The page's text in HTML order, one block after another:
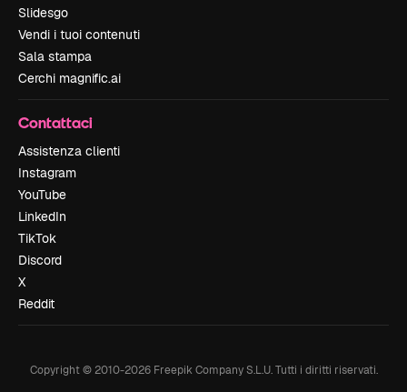
Slidesgo
Vendi i tuoi contenuti
Sala stampa
Cerchi magnific.ai
Contattaci
Assistenza clienti
Instagram
YouTube
LinkedIn
TikTok
Discord
X
Reddit
Copyright © 2010-2026Freepik Company S.L.U. Tutti i diritti riservati.